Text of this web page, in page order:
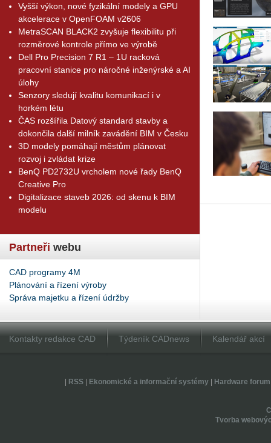
Vyšší výkon, nové fyzikální modely a GPU
akcelerace v OpenFOAM v2606
MetraSCAN BLACK2 zvyšuje flexibilitu při
rozměrové kontrole přímo ve výrobě
Dell Pro Precision 7 R1 – 1U racková
pracovní stanice pro náročné inženýrské a AI
úlohy
Senzory sledují kvalitu komunikací i v
horkém létu
ČAS rozšířila Datový standard stavby a
dokončila další milník zavádění BIM v Česku
3D modely pomáhají městům plánovat
rozvoj i zvládat krize
BenQ PD2732U vrcholem nové řady BenQ
Creative Pro
Digitalizace staveb 2026: od skenu k BIM
modelu
Partneři webu
CAD programy 4M
Plánování a řízení výroby
Správa majetku a řízení údržby
Kontakty redakce CAD Týdeník CADnews Kalendář akcí
RSS| Ekonomické a informační systémy| Hardware forum
Tvorba